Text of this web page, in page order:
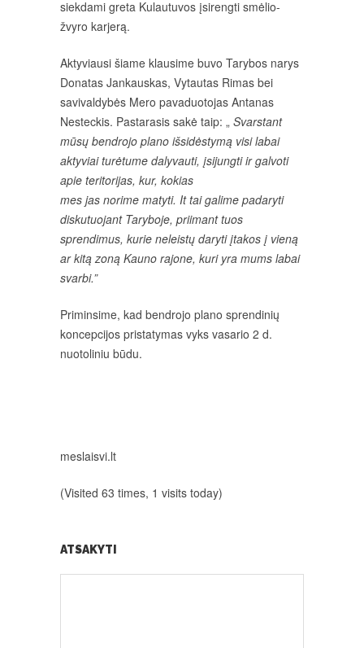
siekdami greta Kulautuvos įsirengti smėlio-
žvyro karjerą.
Aktyviausi šiame klausime buvo Tarybos narys
Donatas Jankauskas, Vytautas Rimas bei
savivaldybės Mero pavaduotojas Antanas
Nesteckis. Pastarasis sakė taip: „ Svarstant
mūsų bendrojo plano išsidėstymą visi labai
aktyviai turėtume dalyvauti, įsijungti ir galvoti
apie teritorijas, kur, kokias
mes jas norime matyti. It tai galime padaryti
diskutuojant Taryboje, priimant tuos
sprendimus, kurie neleistų daryti įtakos į vieną
ar kitą zoną Kauno rajone, kuri yra mums labai
svarbi.”
Priminsime, kad bendrojo plano sprendinių
koncepcijos pristatymas vyks vasario 2 d.
nuotoliniu būdu.
meslaisvi.lt
(Visited 63 times, 1 visits today)
ATSAKYTI